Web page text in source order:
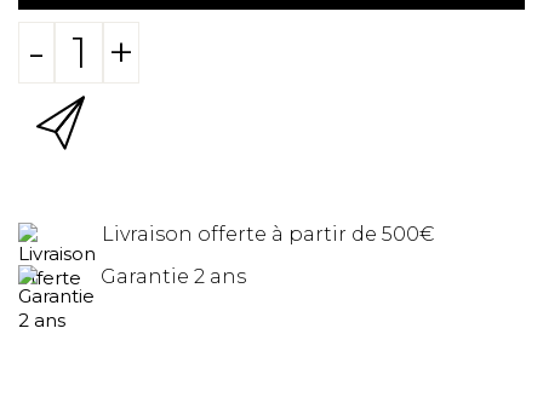
- +
Livraison offerte à partir de 500€
Garantie 2 ans